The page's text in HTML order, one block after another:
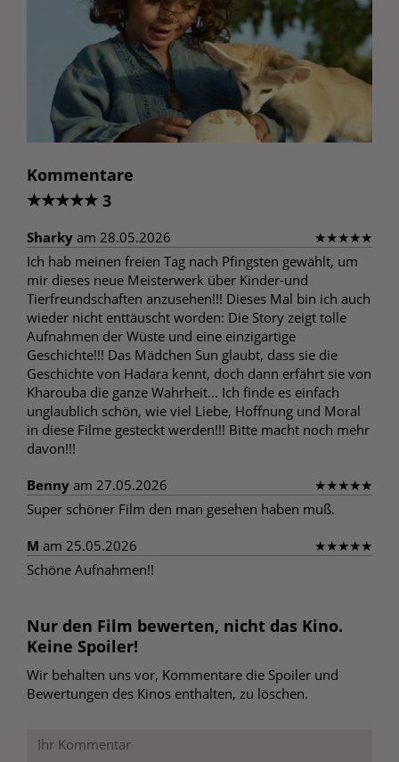
Kommentare
★★★★★ 3
Sharky am 28.05.2026 ★★★★★
Ich hab meinen freien Tag nach Pfingsten gewählt, um
mir dieses neue Meisterwerk über Kinder-und
Tierfreundschaften anzusehen!!! Dieses Mal bin ich auch
wieder nicht enttäuscht worden: Die Story zeigt tolle
Aufnahmen der Wüste und eine einzigartige
Geschichte!!! Das Mädchen Sun glaubt, dass sie die
Geschichte von Hadara kennt, doch dann erfährt sie von
Kharouba die ganze Wahrheit... Ich finde es einfach
unglaublich schön, wie viel Liebe, Hoffnung und Moral
in diese Filme gesteckt werden!!! Bitte macht noch mehr
davon!!!
Benny am 27.05.2026 ★★★★★
Super schöner Film den man gesehen haben muß.
M am 25.05.2026 ★★★★★
Schöne Aufnahmen!!
Nur den Film bewerten, nicht das Kino.
Keine Spoiler!
Wir behalten uns vor, Kommentare die Spoiler und
Bewertungen des Kinos enthalten, zu löschen.